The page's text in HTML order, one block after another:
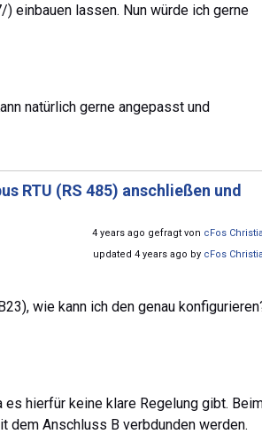
einbauen lassen. Nun würde ich gerne
natürlich gerne angepasst und
RTU (RS 485) anschließen und
4 years ago gefragt von cFos
updated 4 years ago by cFos
wie kann ich den genau
es hierfür keine klare Regelung gibt.
dem Anschluss B verbdunden werden.